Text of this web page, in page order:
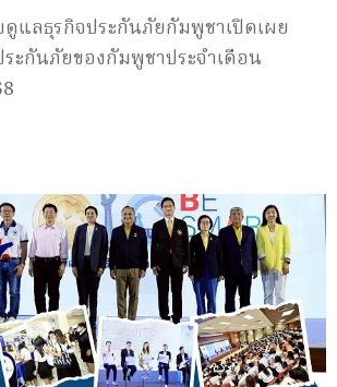
แลธุรกิจประกันภัยกัมพูชาเปิดเผย
ะกันภัยของกัมพูชาประจำเดือน